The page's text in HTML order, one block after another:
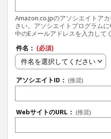
Amazon.co.jpのアソシエイトア
さい。アソシエイトプログラム
中のEメールアドレスを入力して
件名： (必須)
件名を選択してください
アソシエイトID： (推奨)
WebサイトのURL： (推奨)